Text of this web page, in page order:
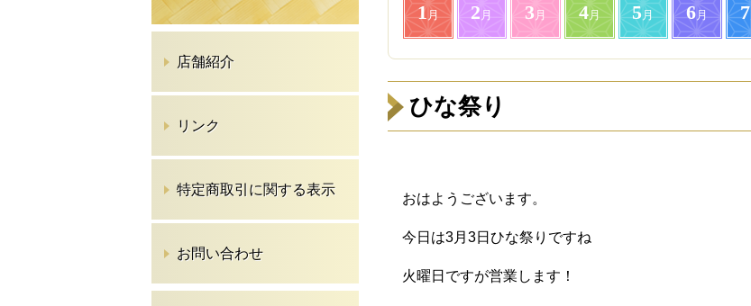
1月 2 月 3 月 4月 5月 6月 7
ひな祭り
おはようございます。
今日は3月3日ひな祭りですね
火曜日ですが営業します！
店舗紹介
リンク
特定商取引に関する表示
お問い合わせ